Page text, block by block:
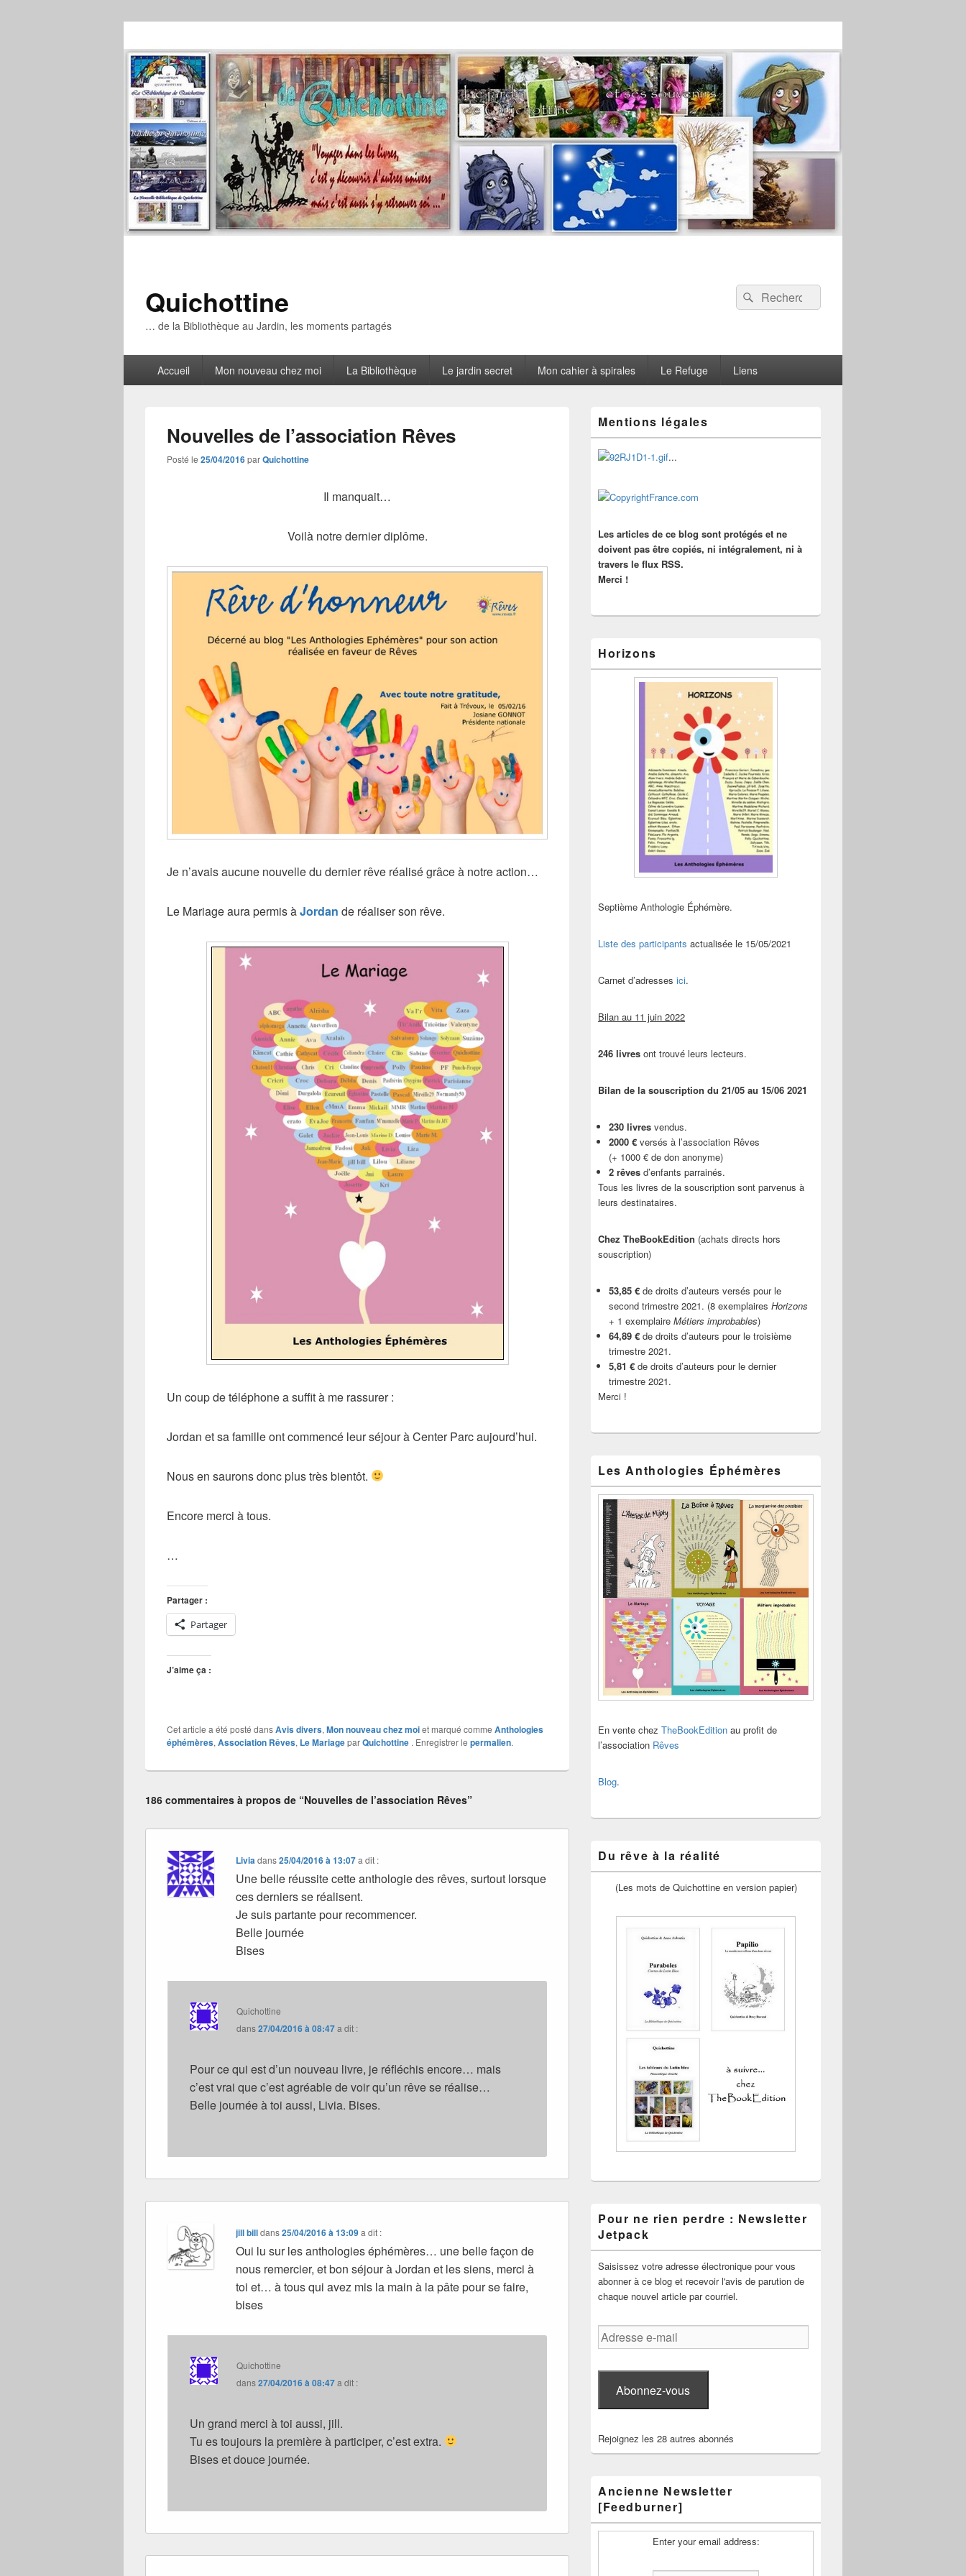
Quichottine
… de la Bibliothèque au Jardin, les moments partagés
Recherche :
Rechercher
principalAccueil Mon nouveau chez moi La Bibliothèque Le jardin secret Mon cahier à spirales Le Refuge Liens
Nouvelles de l’association Rêves
Posté le 25/04/2016parQuichottine
Il manquait…
Voilà notre dernier diplôme.
Je n’avais aucune nouvelle du dernier rêve réalisé grâce à notre action…
Le Mariage aura permis àJordan de réaliser son rêve.
Un coup de téléphone a suffit à me rassurer :
Jordan et sa famille ont commencé leur séjour à Center Parc aujourd’hui.
Nous en saurons donc plus très bientôt.
Encore merci à tous.
…
Partager :
Partager
J’aime ça :
Cet article a été posté dansAvis divers, Mon nouveau chez moiet marqué comme Anthologies
éphémères, Association Rêves, Le MariageparQuichottine . Enregistrer le permalien.
186 commentaires à propos de “Nouvelles de l’association Rêves”
Liviadans25/04/2016 à 13:07a dit :
Une belle réussite cette anthologie des rêves, surtout lorsque
ces derniers se réalisent.
Je suis partante pour recommencer.
Belle journée
Bises
Quichottine
dans27/04/2016 à 08:47a dit :
Pour ce qui est d’un nouveau livre, je réfléchis encore… mais
c’est vrai que c’est agréable de voir qu’un rêve se réalise…
Belle journée à toi aussi, Livia. Bises.
jill billdans25/04/2016 à 13:09a dit :
Oui lu sur les anthologies éphémères… une belle façon de
nous remercier, et bon séjour à Jordan et les siens, merci à
toi et… à tous qui avez mis la main à la pâte pour se faire,
bises
Quichottine
dans27/04/2016 à 08:47a dit :
Un grand merci à toi aussi, jill.
Tu es toujours la première à participer, c’est extra.
Bises et douce journée.
principale
de
widget
pour
barre
latérale
Mentions légales
...
Les articles de ce blog sont protégés et ne
doivent pas être copiés, ni intégralement, ni à
travers le flux RSS.
Merci !
Horizons
Septième Anthologie Éphémère.
Liste des participants actualisée le 15/05/2021
Carnet d’adresses ici.
Bilan au 11 juin 2022
246 livres ont trouvé leurs lecteurs.
Bilan de la souscription du 21/05 au 15/06 2021
230 livres vendus.
2000 € versés à l’association Rêves
(+ 1000 € de don anonyme)
2 rêves d’enfants parrainés.
Tous les livres de la souscription sont parvenus à
leurs destinataires.
Chez TheBookEdition (achats directs hors
souscription)
53,85 € de droits d’auteurs versés pour le
second trimestre 2021. (8 exemplaires Horizons
+ 1 exemplaire Métiers improbables)
64,89 € de droits d’auteurs pour le troisième
trimestre 2021.
5,81 € de droits d’auteurs pour le dernier
trimestre 2021.
Merci !
Les Anthologies Éphémères
En vente chez TheBookEdition au profit de
l’association Rêves
Blog.
Du rêve à la réalité
(Les mots de Quichottine en version papier)
Pour ne rien perdre : Newsletter
Jetpack
Saisissez votre adresse électronique pour vous
abonner à ce blog et recevoir l'avis de parution de
chaque nouvel article par courriel.
Adresse
e-
Abonnez-vous
Rejoignez les 28 autres abonnés
Ancienne Newsletter
[Feedburner]
Enter your email address: